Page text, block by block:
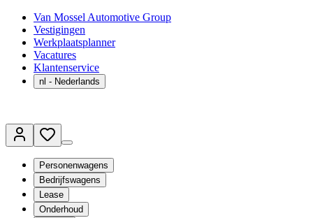
Van Mossel Automotive Group
Vestigingen
Werkplaatsplanner
Vacatures
Klantenservice
nl - Nederlands
Personenwagens
Bedrijfswagens
Lease
Onderhoud